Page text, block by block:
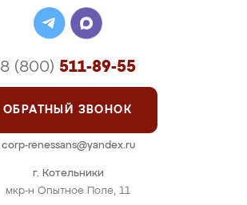
г. Котельники
мкр-н Опытное Поле, 11
8 (800) 511-89-55
ОБРАТНЫЙ ЗВОНОК
corp-renessans@yandex.ru